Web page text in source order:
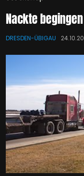
Nackte
DRESDEN-ÜBIGAU